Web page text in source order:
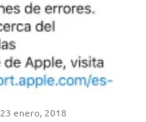
23 enero, 2018